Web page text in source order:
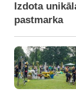
Izdota
pastmarka